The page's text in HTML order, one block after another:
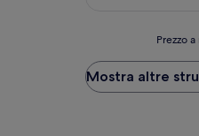
notte
più
Prezzo
Mostra altre